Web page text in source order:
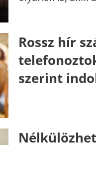
Rossz hír
szerint